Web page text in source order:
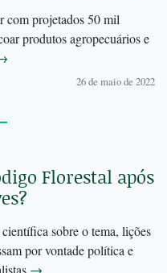
com projetados 50 mil
produtos agropecuários e
26 de maio de 2022
Florestal após
sobre o tema, lições
por vontade política e